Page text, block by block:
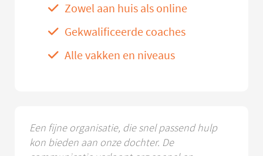
Zowel aan huis als online
Gekwalificeerde coaches
Alle vakken en niveaus
Een fijne organisatie, die snel passend hulp
kon bieden aan onze dochter. De